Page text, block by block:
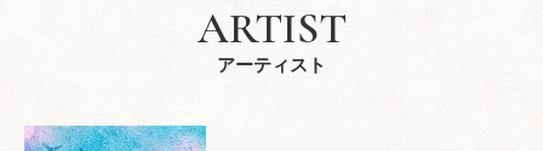
ARTIST
アーティスト